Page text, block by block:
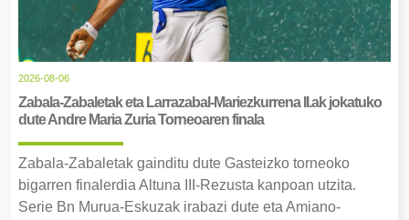
2026-08-06
Zabala-Zabaletak eta Larrazabal-Mariezkurrena II.ak jokatuko
dute Andre Maria Zuria Torneoaren finala
Zabala-Zabaletak gainditu dute Gasteizko torneoko
bigarren finalerdia Altuna III-Rezusta kanpoan utzita.
Serie Bn Murua-Eskuzak irabazi dute eta Amiano-